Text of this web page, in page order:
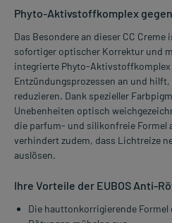
Phyto-Aktivstoffkomplex
Das Besondere an dieser CC
sofortiger optischer Korrektur und
integrierte Phyto-Aktivstoffkomplex
Entzündungsprozessen an und
reduzieren. Dank spezieller
Unebenheiten optisch
die parfum- und silikonfreie Formel
verhindert zudem, dass Lichtreize
auslösen.
Ihre Vorteile der EUBOS Anti-
Die hauttonkorrigierende